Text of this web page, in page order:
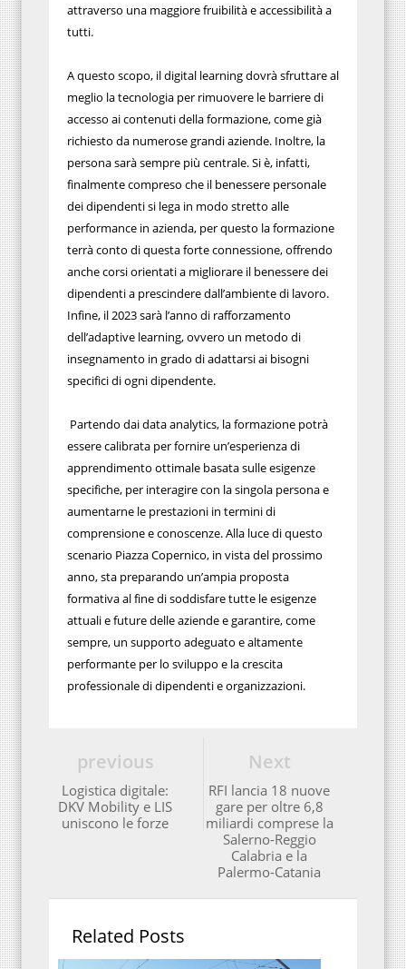
attraverso una maggiore fruibilità e accessibilità a
tutti.
A questo scopo, il digital learning dovrà sfruttare al
meglio la tecnologia per rimuovere le barriere di
accesso ai contenuti della formazione, come già
richiesto da numerose grandi aziende. Inoltre, la
persona sarà sempre più centrale. Si è, infatti,
finalmente compreso che il benessere personale
dei dipendenti si lega in modo stretto alle
performance in azienda, per questo la formazione
terrà conto di questa forte connessione, offrendo
anche corsi orientati a migliorare il benessere dei
dipendenti a prescindere dall’ambiente di lavoro.
Infine, il 2023 sarà l’anno di rafforzamento
dell’adaptive learning, ovvero un metodo di
insegnamento in grado di adattarsi ai bisogni
specifici di ogni dipendente.
Partendo dai data analytics, la formazione potrà
essere calibrata per fornire un’esperienza di
apprendimento ottimale basata sulle esigenze
specifiche, per interagire con la singola persona e
aumentarne le prestazioni in termini di
comprensione e conoscenze. Alla luce di questo
scenario Piazza Copernico, in vista del prossimo
anno, sta preparando un’ampia proposta
formativa al fine di soddisfare tutte le esigenze
attuali e future delle aziende e garantire, come
sempre, un supporto adeguato e altamente
performante per lo sviluppo e la crescita
professionale di dipendenti e organizzazioni.
Next
RFI lancia 18 nuove
gare per oltre 6,8
miliardi comprese la
Salerno-Reggio
Calabria e la
Palermo-Catania
previous
Logistica digitale:
DKV Mobility e LIS
uniscono le forze
Related Posts